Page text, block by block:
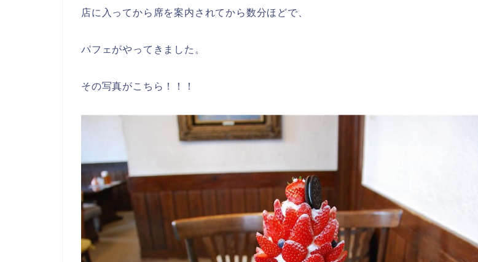
店に入ってから席を案内されてから数分ほどで、
パフェがやってきました。
その写真がこちら！！！